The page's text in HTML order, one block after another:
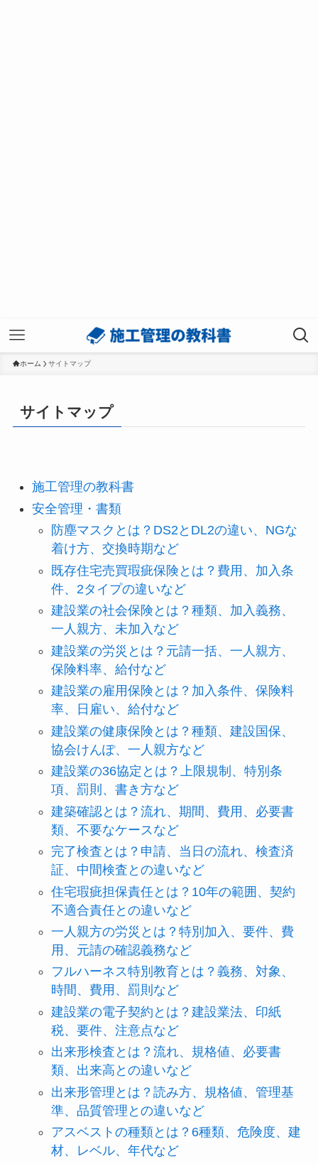
ホーム サイトマップ
サイトマップ
施工管理の教科書
安全管理・書類
防塵マスクとは？DS2とDL2の違い、NGな
着け方、交換時期など
既存住宅売買瑕疵保険とは？費用、加入条
件、2タイプの違いなど
建設業の社会保険とは？種類、加入義務、
一人親方、未加入など
建設業の労災とは？元請一括、一人親方、
保険料率、給付など
建設業の雇用保険とは？加入条件、保険料
率、日雇い、給付など
建設業の健康保険とは？種類、建設国保、
協会けんぽ、一人親方など
建設業の36協定とは？上限規制、特別条
項、罰則、書き方など
建築確認とは？流れ、期間、費用、必要書
類、不要なケースなど
完了検査とは？申請、当日の流れ、検査済
証、中間検査との違いなど
住宅瑕疵担保責任とは？10年の範囲、契約
不適合責任との違いなど
一人親方の労災とは？特別加入、要件、費
用、元請の確認義務など
フルハーネス特別教育とは？義務、対象、
時間、費用、罰則など
建設業の電子契約とは？建設業法、印紙
税、要件、注意点など
出来形検査とは？流れ、規格値、必要書
類、出来高との違いなど
出来形管理とは？読み方、規格値、管理基
準、品質管理との違いなど
アスベストの種類とは？6種類、危険度、建
材、レベル、年代など